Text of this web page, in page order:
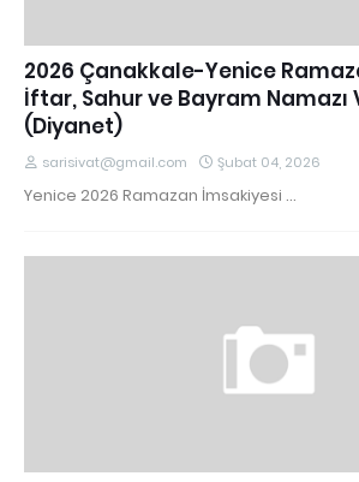
2026 Çanakkale-Yenice
İftar, Sahur ve Bayram Namazı
(Diyanet)
sarisivat@gmail.com Şubat 04, 2026
Yenice 2026 Ramazan İmsakiyesi …